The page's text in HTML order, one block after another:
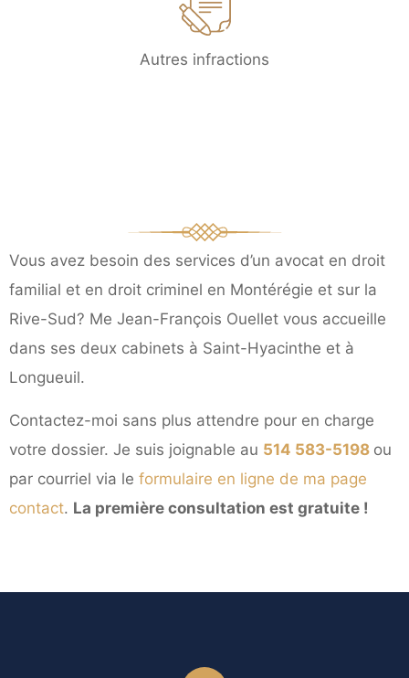
Autres infractions
Vous avez besoin des services d’un avocat en droit
familial et en droit criminel en Montérégie et sur la
Rive-Sud? Me Jean-François Ouellet vous accueille
dans ses deux cabinets à Saint-Hyacinthe et à
Longueuil.
Contactez-moi sans plus attendre pour en charge
votre dossier. Je suis joignable au 514 583-5198 ou
par courriel via le formulaire en ligne de ma page
contact. La première consultation est gratuite !